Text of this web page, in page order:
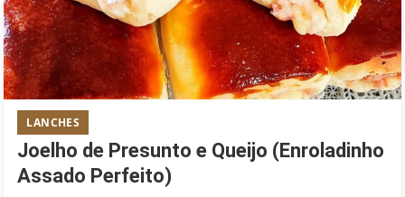
LANCHES
Joelho de Presunto e Queijo (Enroladinho
Assado Perfeito)